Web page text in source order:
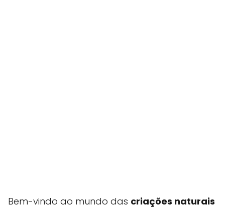
Bem-vindo ao mundo das criações naturais